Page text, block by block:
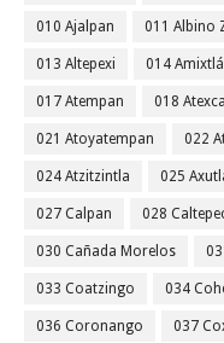
010 Ajalpan 011 Albino
013 Altepexi 014
017 Atempan 018 Atexcal
021 Atoyatempan 022
024 Atzitzintla 025
027 Calpan 028
030 Cañada Morelos
033 Coatzingo 034
036 Coronango 037